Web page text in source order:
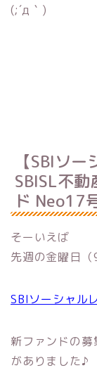
(;´д｀)
【SBIソ
SBISL不
ド Neo17
そーいえば
先週の金曜日
SBIソーシャル
新ファンドの募
がありました♪